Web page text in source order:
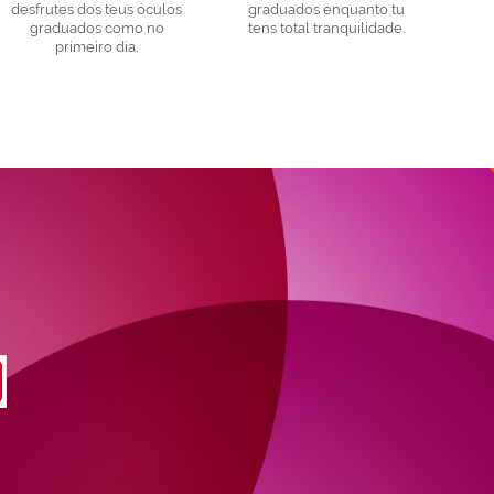
desfrutes dos teus óculos
graduados como no
primeiro dia.
graduados enquanto tu
tens total tranquilidade.